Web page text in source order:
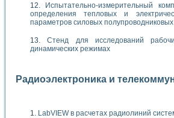
Испытательно-измерительный
определения тепловых и
параметров силовых
Стенд для исследований
динамических режимах
Радиоэлектроника и
LabVIEW в расчетах радиолиний